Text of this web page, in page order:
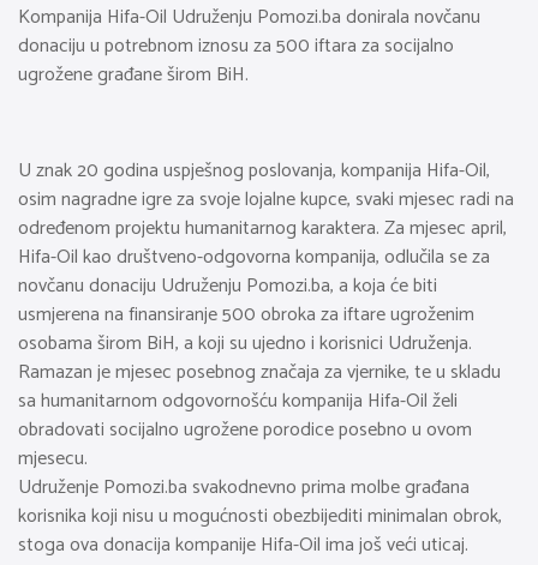
Kompanija Hifa-Oil Udruženju Pomozi.ba donirala novčanu
donaciju u potrebnom iznosu za 500 iftara za socijalno
ugrožene građane širom BiH.
U znak 20 godina uspješnog poslovanja, kompanija Hifa-Oil,
osim nagradne igre za svoje lojalne kupce, svaki mjesec radi na
određenom projektu humanitarnog karaktera. Za mjesec april,
Hifa-Oil kao društveno-odgovorna kompanija, odlučila se za
novčanu donaciju Udruženju Pomozi.ba, a koja će biti
usmjerena na finansiranje 500 obroka za iftare ugroženim
osobama širom BiH, a koji su ujedno i korisnici Udruženja.
Ramazan je mjesec posebnog značaja za vjernike, te u skladu
sa humanitarnom odgovornošću kompanija Hifa-Oil želi
obradovati socijalno ugrožene porodice posebno u ovom
mjesecu.
Udruženje Pomozi.ba svakodnevno prima molbe građana
korisnika koji nisu u mogućnosti obezbijediti minimalan obrok,
stoga ova donacija kompanije Hifa-Oil ima još veći uticaj.